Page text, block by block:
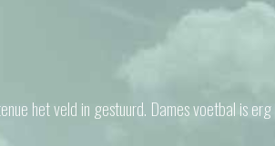
het veld in gestuurd. Dames voetbal is